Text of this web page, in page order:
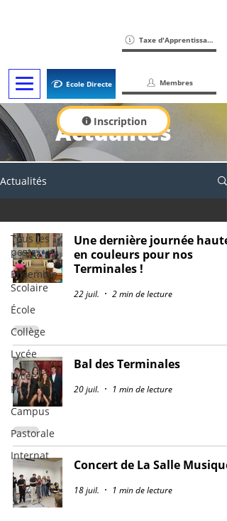
Ecole Directe
Taxe d'Apprentissage
Membres
Inscription
Actualités
Actualités
Tous les
posts
Ensemble
Scolaire
École
Collège
Lycée
Lycée
Pro
Campus
Pastorale
Internat
Une dernière journée haute
en couleurs pour nos
Terminales !
22 juil. 2 min de lecture
Bal des Terminales
20 juil. 1 min de lecture
Concert de La Salle Musique
18 juil. 1 min de lecture